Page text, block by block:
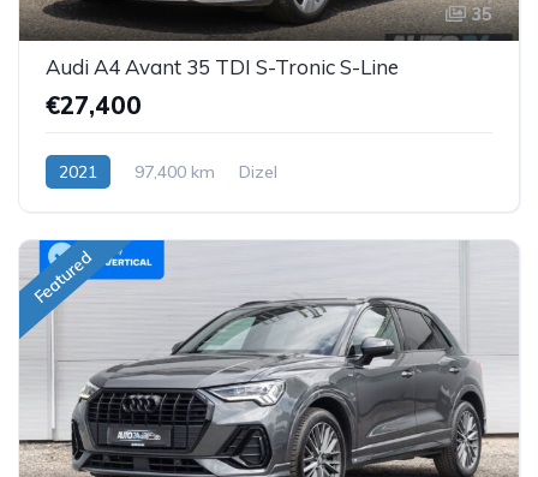
35
Audi A4 Avant 35 TDI S-Tronic S-Line
€27,400
2021 97,400 km Dizel
Featured